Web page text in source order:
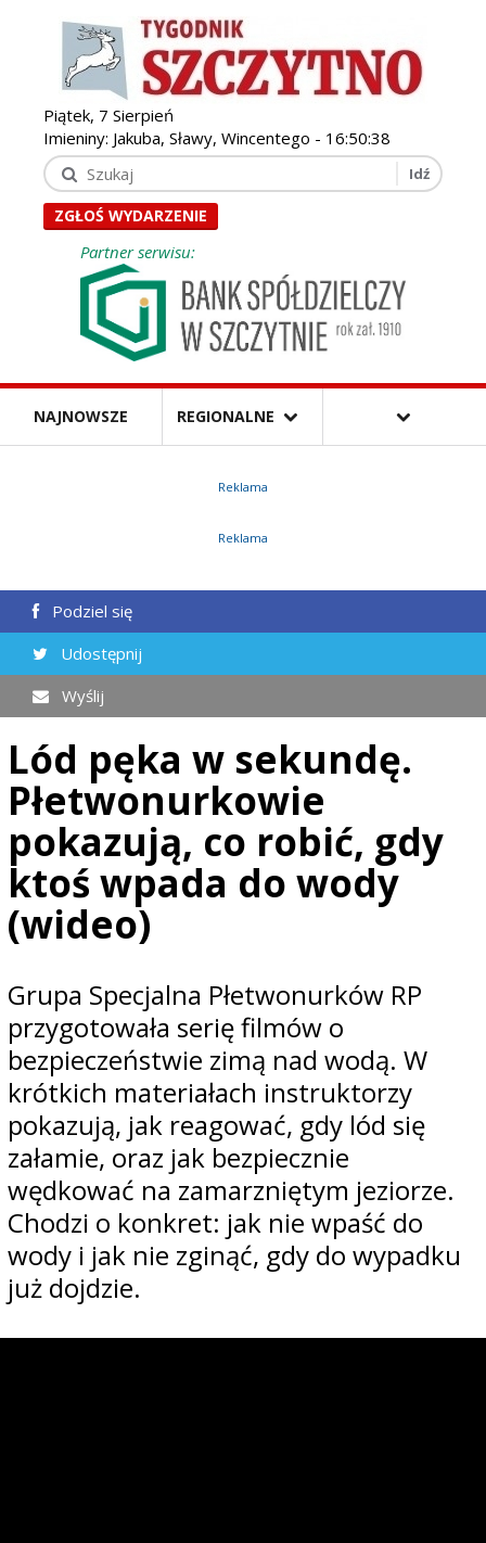
Piątek, 7 Sierpień
Imieniny: Jakuba, Sławy, Wincentego - 16:50:40
ZGŁOŚ WYDARZENIE
Partner serwisu:
NAJNOWSZE REGIONALNE
Reklama
Reklama
Podziel się
Udostępnij
Wyślij
Lód pęka w sekundę.
Płetwonurkowie
pokazują, co robić, gdy
ktoś wpada do wody
(wideo)
Grupa Specjalna Płetwonurków RP
przygotowała serię filmów o
bezpieczeństwie zimą nad wodą. W
krótkich materiałach instruktorzy
pokazują, jak reagować, gdy lód się
załamie, oraz jak bezpiecznie
wędkować na zamarzniętym jeziorze.
Chodzi o konkret: jak nie wpaść do
wody i jak nie zginąć, gdy do wypadku
już dojdzie.